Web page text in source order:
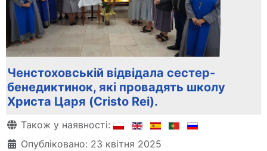
Ченстоховській відвідала сестер-
бенедиктинок, які провадять школу
Христа Царя (Cristo Rei).
Деталі
Також у наявності:
Опубліковано: 23 квітня 2025